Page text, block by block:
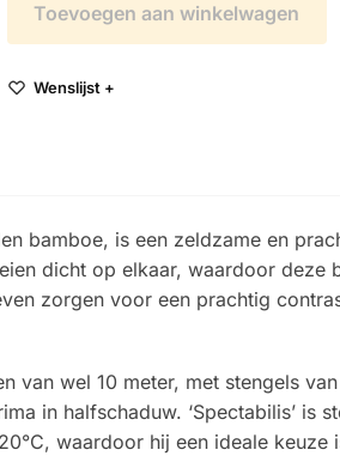
Toevoegen aan winkelwagen
Wenslijst +
bamboe, is een zeldzame en
dicht op elkaar, waardoor deze
zorgen voor een prachtig
van wel 10 meter, met stengels
in halfschaduw. ‘Spectabilis’ is
waardoor hij een ideale keuze